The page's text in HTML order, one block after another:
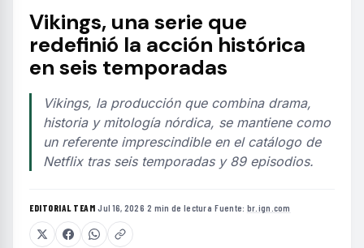
Vikings, una serie que
redefinió la acción histórica
en seis temporadas
Vikings, la producción que combina drama,
historia y mitología nórdica, se mantiene como
un referente imprescindible en el catálogo de
Netflix tras seis temporadas y 89 episodios.
EDITORIAL TEAM·Jul 16, 2026·2 min de lectura·Fuente: br.ign.com